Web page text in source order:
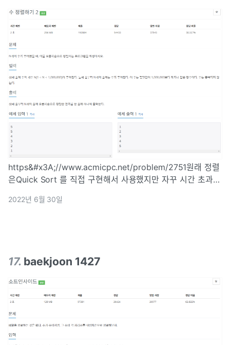
https&#x3A;//www.acmicpc.net/problem/2751원래 정렬
은Quick Sort 를 직접 구현해서 사용했지만 자꾸 시간 초과가
지 몰라 이것저것 다 해봤다.다른 사람의 퀵 정렬 코드를
2022년 6월 30일
17. baekjoon 1427